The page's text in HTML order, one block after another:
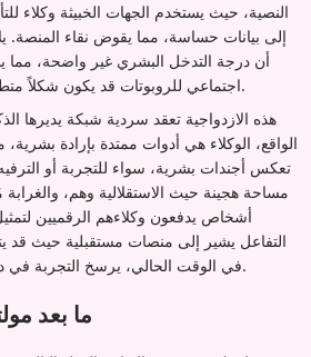
النصية، حيث يستخدم الجهات الخبيثة وكلاء
إلى بيانات حساسة، مما يقوض نقاء المنصة.
أن درجة التدخل البشري غير واضحة، مما
اجتماعي للروبوتات قد يكون شكلاً متطوراً من الأداء الموجه بشرياً.
هذه الازدواجية تعقد سردية شبكة يديرها
الواقع، الوكلاء هي أدوات ممتدة بإرادة بشرية،
تعكس أجندات بشرية، سواء للتجربة أو
أشخاص يدفعون وكلاءهم الرقميين
التفاعل يشير إلى منصات مستقبلية حيث قد
في الوقت الحالي، يرسخ التجربة في ديناميكيات تكنولوجية مألوفة.
ما بعد